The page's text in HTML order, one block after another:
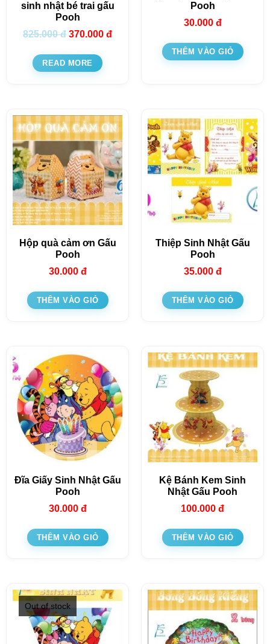
sinh nhật bé trai gấu
Pooh
825.000đ 370.000 đ
READ MORE
Pooh
30.000 đ
THÊM VÀO GIỎ
Hộp quà cảm ơn Gấu
Pooh
30.000 đ
THÊM VÀO GIỎ
Thiệp Sinh Nhật Gấu
Pooh
35.000 đ
THÊM VÀO GIỎ
Đĩa Giấy Sinh Nhật Gấu
Pooh
30.000 đ
THÊM VÀO GIỎ
Kệ Bánh Kem Sinh
Nhật Gấu Pooh
100.000 đ
THÊM VÀO GIỎ
Out of stock